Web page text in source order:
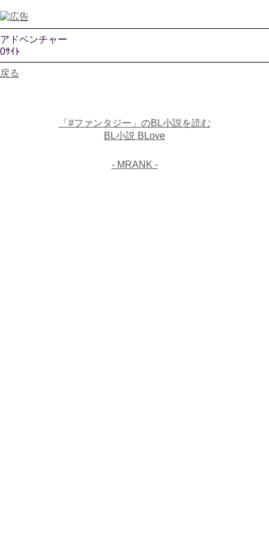
アドベンチャー
0ｻｲﾄ
戻る
「#ファンタジー」のBL小説を読む
BL小説 BLove
- MRANK -